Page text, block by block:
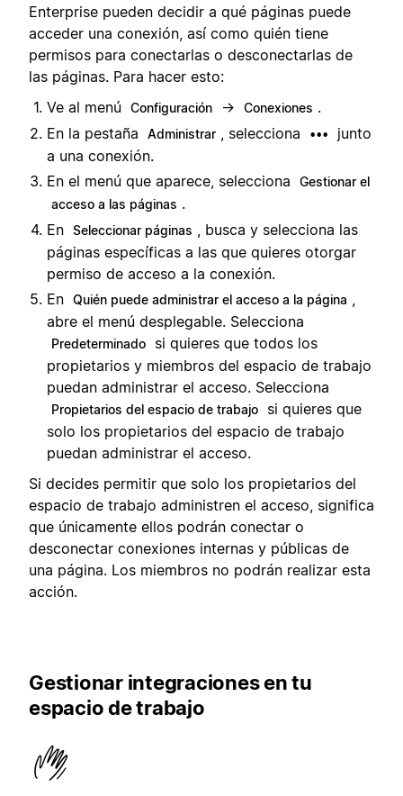
Enterprise pueden decidir a qué páginas puede
acceder una conexión, así como quién tiene
permisos para conectarlas o desconectarlas de
las páginas. Para hacer esto:
Ve al menú
Configuración → Conexiones .
En la pestaña
Administrar , selecciona •••
junto
a una conexión.
En el menú que aparece, selecciona
Gestionar el
acceso a las páginas .
En Seleccionar páginas , busca y selecciona las
páginas específicas a las que quieres otorgar
permiso de acceso a la conexión.
En Quién puede administrar el acceso a la página ,
abre el menú desplegable. Selecciona
Predeterminado
si quieres que todos los
propietarios y miembros del espacio de trabajo
puedan administrar el acceso. Selecciona
Propietarios del espacio de trabajo
si quieres que
solo los propietarios del espacio de trabajo
puedan administrar el acceso.
Si decides permitir que solo los propietarios del
espacio de trabajo administren el acceso, significa
que únicamente ellos podrán conectar o
desconectar conexiones internas y públicas de
una página. Los miembros no podrán realizar esta
acción.
Gestionar integraciones en tu
espacio de trabajo